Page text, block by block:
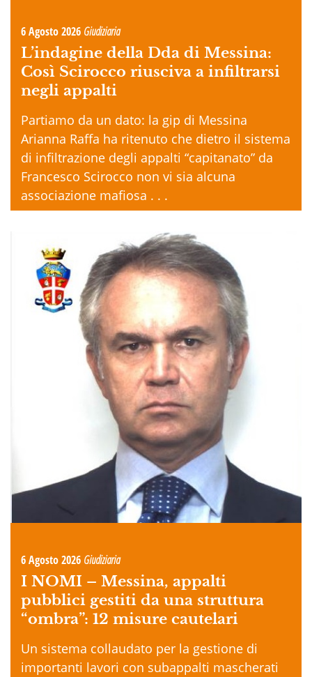
6 Agosto 2026 Giudiziaria
L’indagine della Dda di Messina:
Così Scirocco riusciva a infiltrarsi
negli appalti
Partiamo da un dato: la gip di Messina
Arianna Raffa ha ritenuto che dietro il sistema
di infiltrazione degli appalti “capitanato” da
Francesco Scirocco non vi sia alcuna
associazione mafiosa . . .
6 Agosto 2026 Giudiziaria
I NOMI – Messina, appalti
pubblici gestiti da una struttura
“ombra”: 12 misure cautelari
Un sistema collaudato per la gestione di
importanti lavori con subappalti mascherati